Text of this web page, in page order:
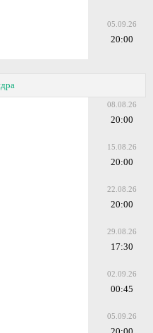
05.09.26
20:00
08.08.26
20:00
15.08.26
20:00
22.08.26
20:00
29.08.26
17:30
02.09.26
00:45
05.09.26